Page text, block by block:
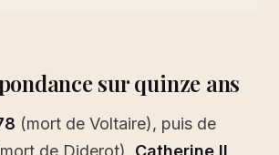
sur quinze ans
(mort de Voltaire), puis de
de Diderot), Catherine II,